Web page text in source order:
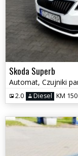
Skoda Superb
2.0 Diesel KM 150